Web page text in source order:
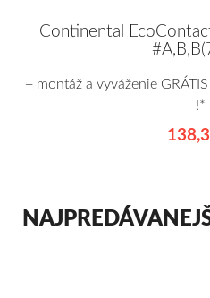
Continental
+ montáž a vyváženie
!*